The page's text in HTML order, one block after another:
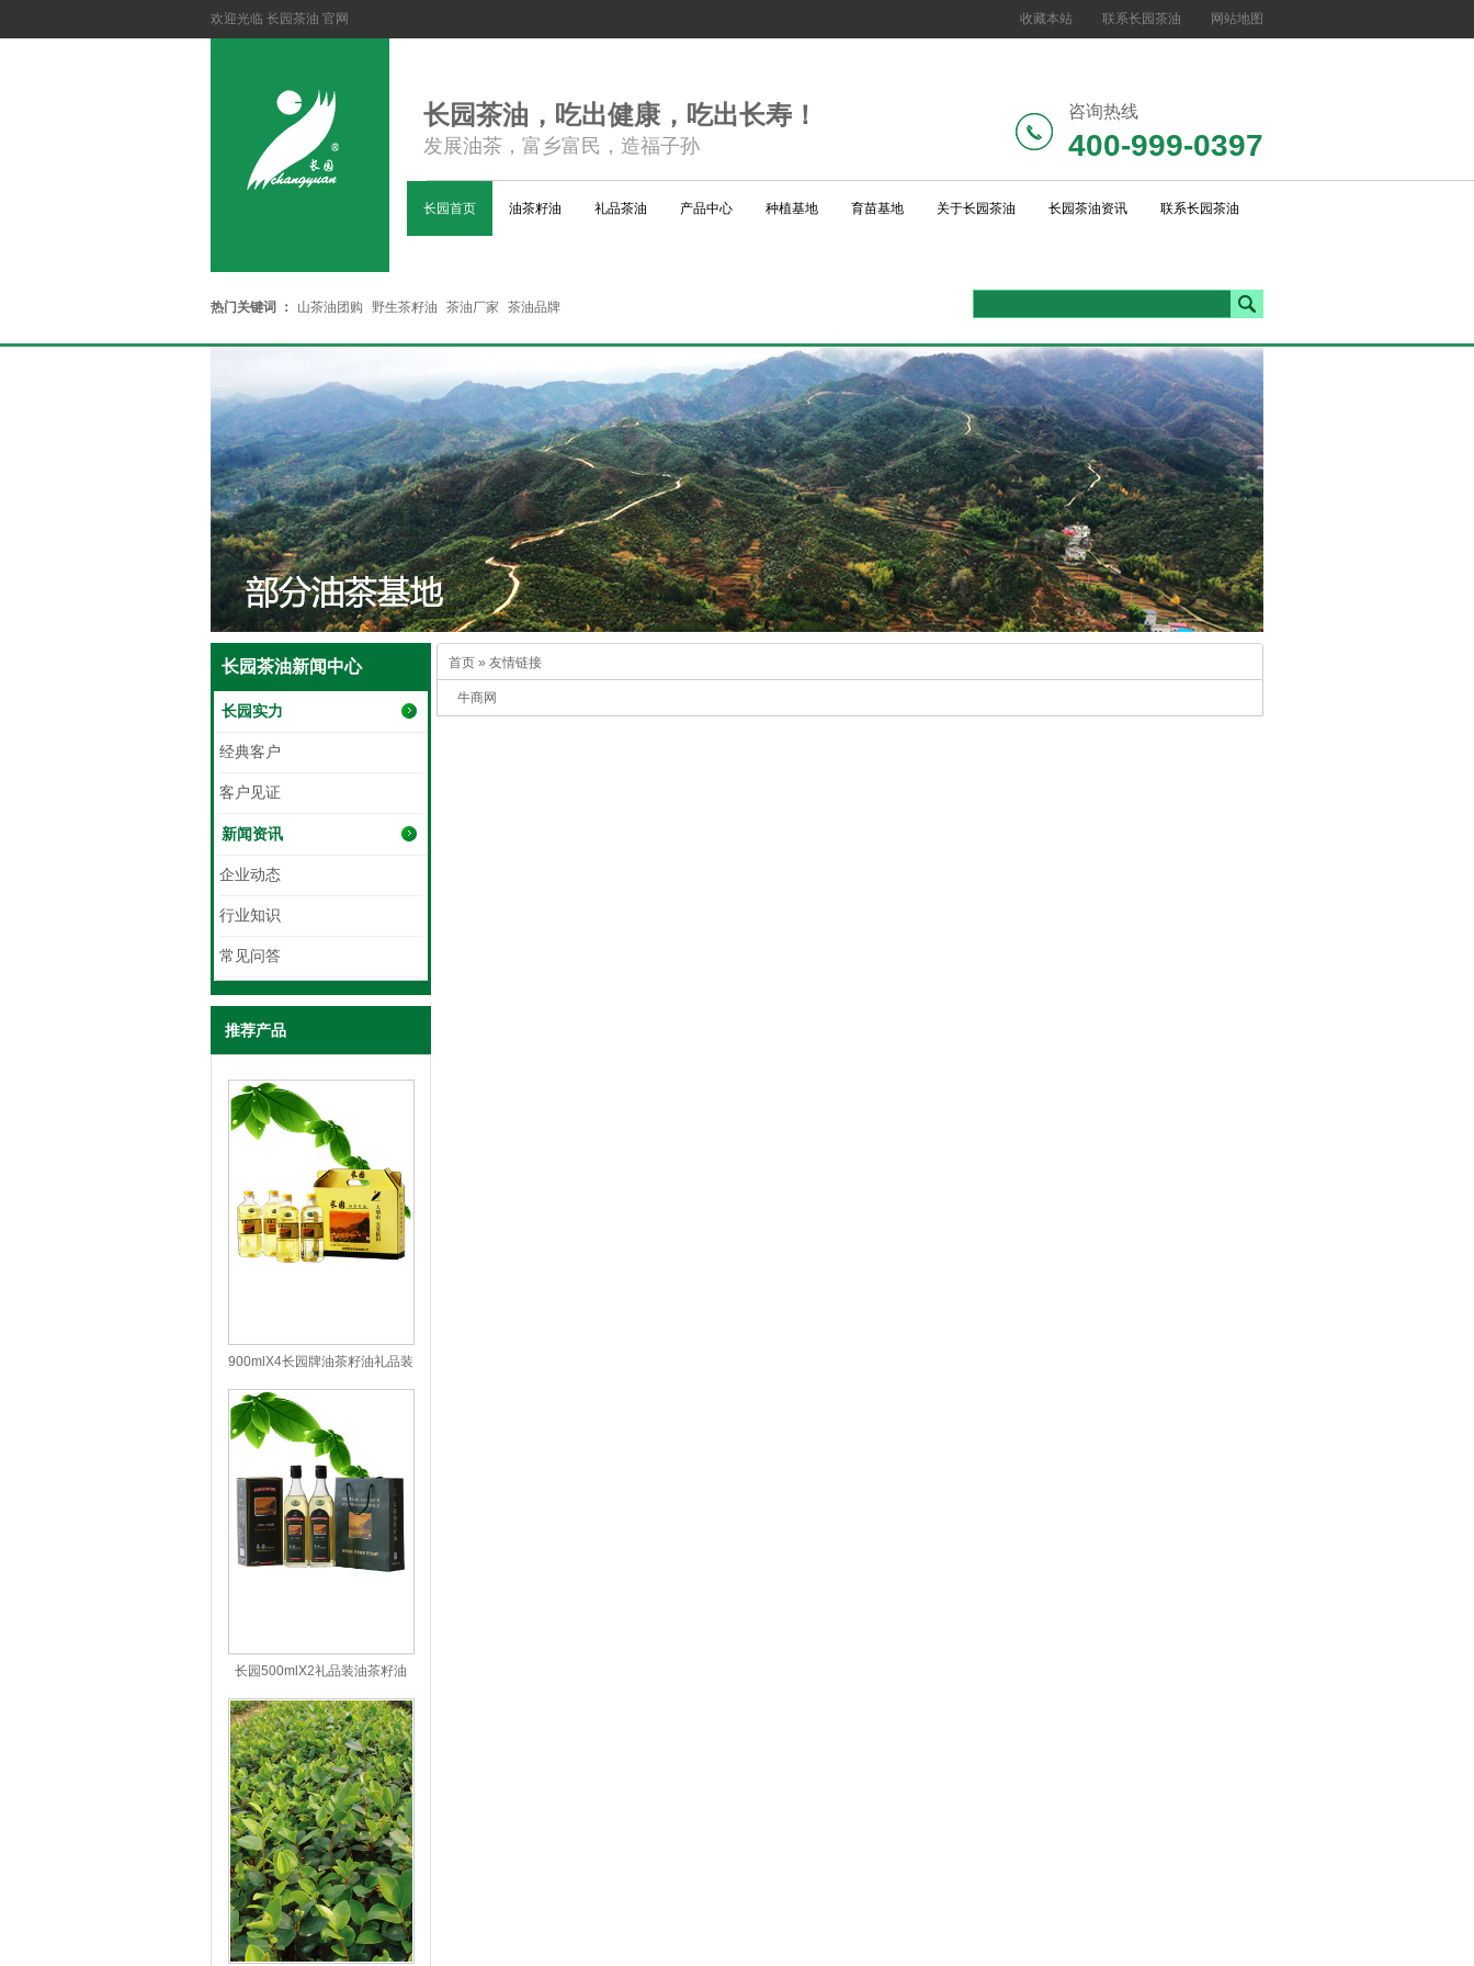
收藏本站 联系长园茶油 网站地图
欢迎光临 长园茶油 官网
咨询热线
400-999-0397
长园茶油，吃出健康，吃出长寿！
发展油茶，富乡富民，造福子孙
长园首页 油茶籽油 礼品茶油 产品中心 种植基地 育苗基地 关于长园茶油 长园茶油资讯 联系长园茶油
热门关键词 ： 山茶油团购 野生茶籽油 茶油厂家 茶油品牌
长园茶油新闻中心
长园实力
经典客户
客户见证
新闻资讯
企业动态
行业知识
常见问答
推荐产品
900mlX4长园牌油茶籽油礼品装
长园500mlX2礼品装油茶籽油
首页 » 友情链接
牛商网